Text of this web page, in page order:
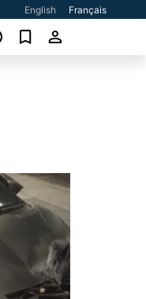
English Français